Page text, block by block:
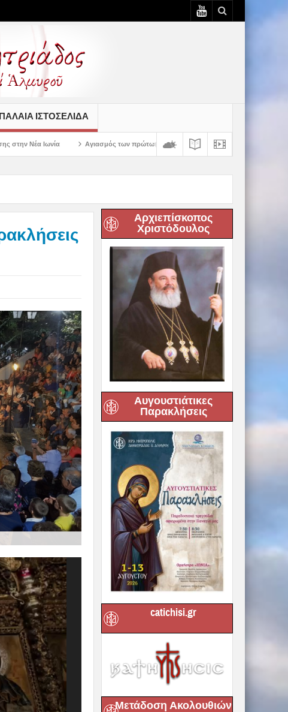
ΠΑΛΑΙΆ ΙΣΤΟΣΕΛΊΔΑ
Αγιασμός των πρώτων ολοκληρωμένων κελιών της Παλαιάς Ιεράς Μονής Παναγίας Κάτω
Αρχιεπίσκοπος
Χριστόδουλος
Αυγουστιάτικες
Παρακλήσεις
catichisi.gr
Μετάδοση Ακολουθιών